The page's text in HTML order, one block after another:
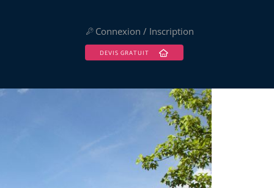
Connexion / Inscription
DEVIS GRATUIT